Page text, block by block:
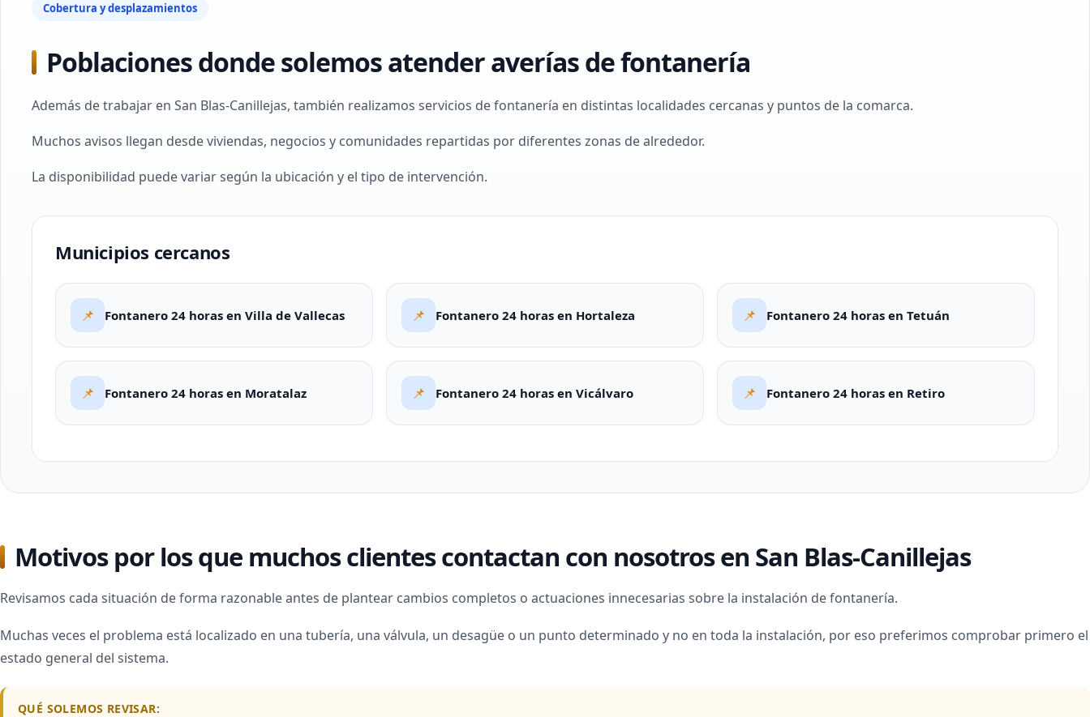
Cobertura y desplazamientos
Poblaciones donde solemos atender averías de fontanería
Además de trabajar en San Blas-Canillejas, también realizamos servicios de fontanería en distintas localidades cercanas y puntos de la comarca.
Muchos avisos llegan desde viviendas, negocios y comunidades repartidas por diferentes zonas de alrededor.
La disponibilidad puede variar según la ubicación y el tipo de intervención.
Municipios cercanos
📌 Fontanero 24 horas en Villa de Vallecas 📌 Fontanero 24 horas en Hortaleza 📌 Fontanero 24 horas en Tetuán
📌 Fontanero 24 horas en Moratalaz 📌 Fontanero 24 horas en Vicálvaro 📌 Fontanero 24 horas en Retiro
Motivos por los que muchos clientes contactan con nosotros en San Blas-Canillejas
Revisamos cada situación de forma razonable antes de plantear cambios completos o actuaciones innecesarias sobre la instalación de fontanería.
Muchas veces el problema está localizado en una tubería, una válvula, un desagüe o un punto determinado y no en toda la instalación, por eso preferimos comprobar primero el
estado general del sistema.
QUÉ SOLEMOS REVISAR: